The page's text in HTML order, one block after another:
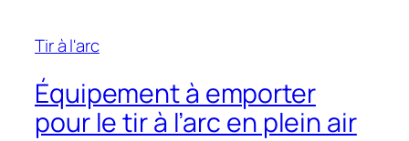
Tir à l'arc
Équipement à emporter
pour le tir à l’arc en plein air